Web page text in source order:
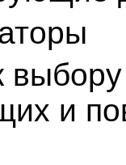
и